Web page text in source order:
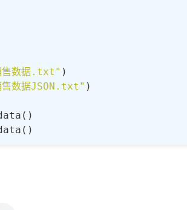
录文件的路径
售数据.txt" )
数据JSON.txt" )
03": 650}